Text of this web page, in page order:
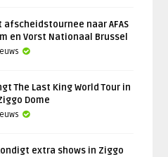
naar AFAS
en Vorst Nationaal Brussel
The Last King World Tour in
Dome
extra shows in Ziggo